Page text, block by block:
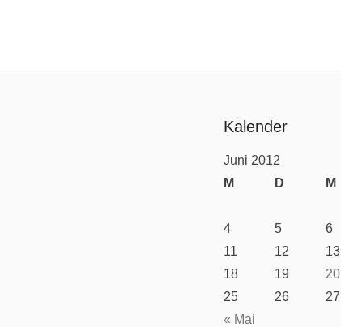
Kalender
Juni 2012
M
D M
« Mai
4
5 6
11
12 13
18
19 20
25
26 27